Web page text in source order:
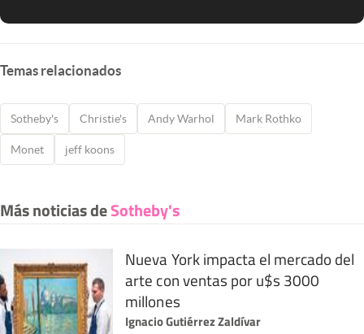
Temas relacionados
Sotheby's Christie's Andy Warhol Mark Rothko
Monet jeff koons
Más noticias deSotheby's
Nueva York impacta el mercado del
arte con ventas por u$s 3000
millones
Ignacio Gutiérrez Zaldívar